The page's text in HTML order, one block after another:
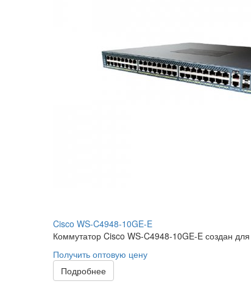
Cisco WS-C4948-10GE-E
Коммутатор Cisco WS-C4948-10GE-E создан
Получить оптовую цену
Подробнее